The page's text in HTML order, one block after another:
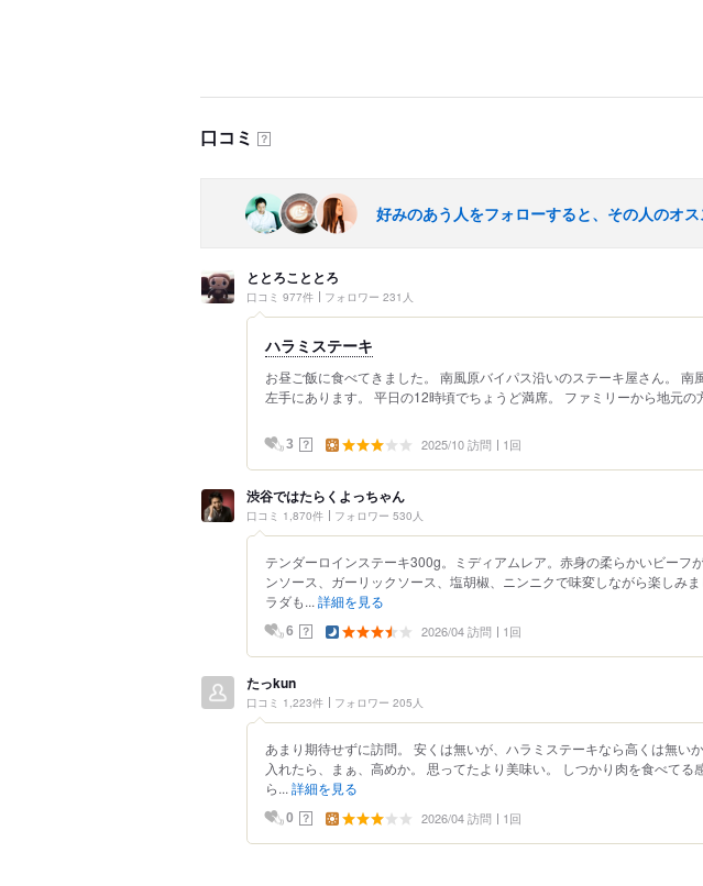
口コミ ？
好みのあう人をフォローすると、その人のオス
ととろこととろ
口コミ 977件 フォロワー 231人
ハラミステーキ
お昼ご飯に食べてきました。 南風原バイパス沿いのステーキ屋さん。 南
左手にあります。 平日の12時頃でちょうど満席。 ファミリーから地元の
3 ？ 2025/10 訪問 1回
渋谷ではたらくよっちゃん
口コミ 1,870件 フォロワー 530人
テンダーロインステーキ300g。ミディアムレア。赤身の柔らかいビーフ
ンソース、ガーリックソース、塩胡椒、ニンニクで味変しながら楽しみ
ラダも... 詳細を見る
6 ？ 2026/04 訪問 1回
たっkun
口コミ 1,223件 フォロワー 205人
あまり期待せずに訪問。 安くは無いが、ハラミステーキなら高くは無い
入れたら、まぁ、高めか。 思ってたより美味い。 しつかり肉を食べてる
ら... 詳細を見る
0 ？ 2026/04 訪問 1回